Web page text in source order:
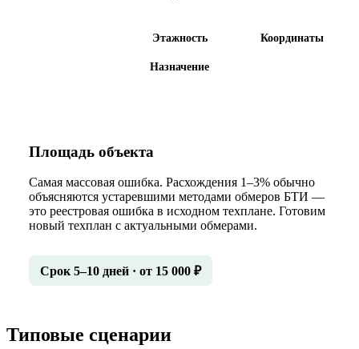
Этажность Координаты
Назначение
Площадь объекта
Самая массовая ошибка. Расхождения 1–3% обычно
объясняются устаревшими методами обмеров БТИ —
это реестровая ошибка в исходном техплане. Готовим
новый техплан с актуальными обмерами.
Срок 5–10 дней · от 15 000 ₽
Типовые сценарии